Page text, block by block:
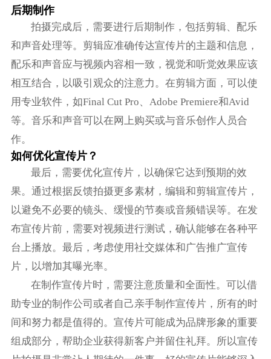
后期制作
拍摄完成后，需要进行后期制作，包括剪辑、配乐
和声音处理等。剪辑应准确传达宣传片的主题和信息，
配乐和声音应与视频内容相一致，视觉和听觉效果应该
相互结合，以吸引观众的注意力。在剪辑方面，可以使
用专业软件，如Final Cut Pro、Adobe Premiere和Avid
等。音乐和声音可以在网上购买或与音乐创作人员合
作。
如何优化宣传片？
最后，需要优化宣传片，以确保它达到预期的效
果。通过根据反馈拍摄更多素材，编辑和剪辑宣传片，
以避免不必要的镜头、缓慢的节奏或音频错误等。在发
布宣传片前，需要对视频进行测试，确认能够在各种平
台上播放。最后，考虑使用社交媒体和广告推广宣传
片，以增加其曝光率。
在制作宣传片时，需要注意质量和全面性。可以借
助专业的制作公司或者自己亲手制作宣传片，所有的时
间和努力都是值得的。宣传片可能成为品牌形象的重要
组成部分，帮助企业获得新客户并留住礼拜。所以宣传